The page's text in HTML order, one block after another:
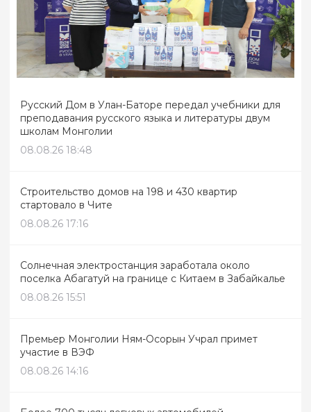
Русский Дом в Улан-Баторе передал учебники для
преподавания русского языка и литературы двум
школам Монголии
08.08.26 18:48
Строительство домов на 198 и 430 квартир
стартовало в Чите
08.08.26 17:16
Солнечная электростанция заработала около
поселка Абагатуй на границе с Китаем в Забайкалье
08.08.26 15:51
Премьер Монголии Ням-Осорын Учрал примет
участие в ВЭФ
08.08.26 14:16